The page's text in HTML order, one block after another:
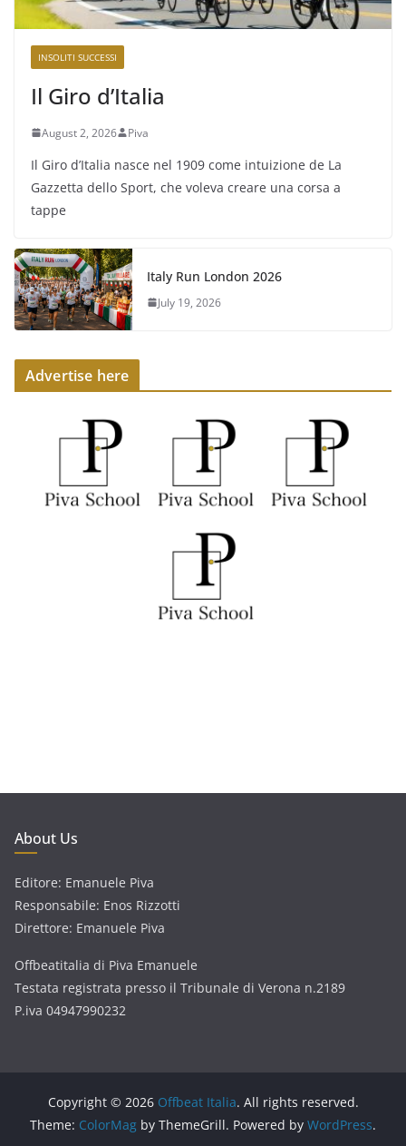
INSOLITI SUCCESSI
Il Giro d’Italia
August 2, 2026 Piva
Il Giro d’Italia nasce nel 1909 come intuizione de La
Gazzetta dello Sport, che voleva creare una corsa a
tappe
Italy Run London 2026
July 19, 2026
Advertise here
About Us
Editore: Emanuele Piva
Responsabile: Enos Rizzotti
Direttore: Emanuele Piva
Offbeatitalia di Piva Emanuele
Testata registrata presso il Tribunale di Verona n.2189
P.iva 04947990232
Copyright © 2026 Offbeat Italia. All rights reserved.
Theme: ColorMag by ThemeGrill. Powered by WordPress.